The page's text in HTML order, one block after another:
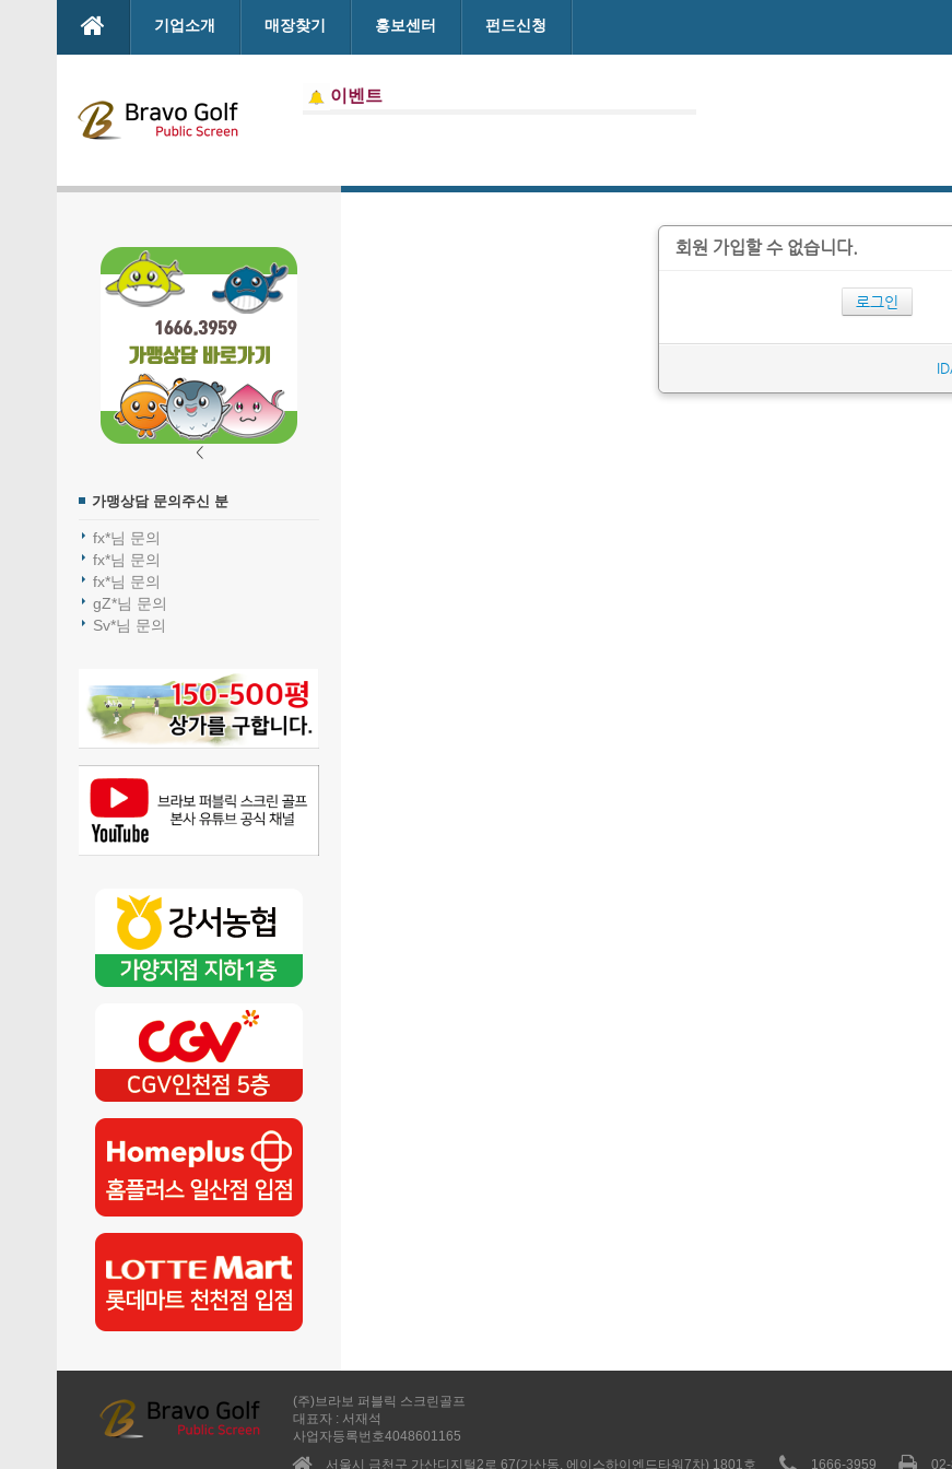
본문으로 바로가기
기업소개 매장찾기 홍보센터 펀드신청
이벤트
<
가맹상담 문의주신 분
fx*님 문의
fx*님 문의
fx*님 문의
gZ*님 문의
Sv*님 문의
회원 가입할 수 없습니다.
로그인
(주)브라보 퍼블릭 스크린골프
대표자 : 서재석
사업자등록번호4048601165
서울시 금천구 가산디지털2로 67(가산동, 에이스하이엔드타워7차) 1801호
1666-3959